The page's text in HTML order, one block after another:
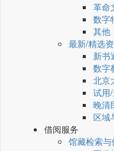
革命
数字
其他
最新/精选
新书
数字
北京
试用
晚清
区域
借阅服务
馆藏检索与